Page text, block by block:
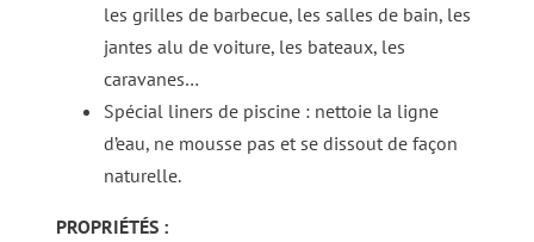
les grilles de barbecue, les salles de bain, les
jantes alu de voiture, les bateaux, les
caravanes…
Spécial liners de piscine : nettoie la ligne
d’eau, ne mousse pas et se dissout de façon
naturelle.
PROPRIÉTÉS :